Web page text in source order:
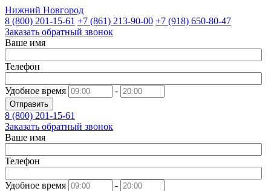
Нижний Новгород
8 (800) 201-15-61 +7 (861) 213-90-00 +7 (918) 650-80-47
Заказать обратный звонок
Ваше имя
Телефон
Удобное время -
Отправить
8 (800) 201-15-61
Заказать обратный звонок
Ваше имя
Телефон
Удобное время -